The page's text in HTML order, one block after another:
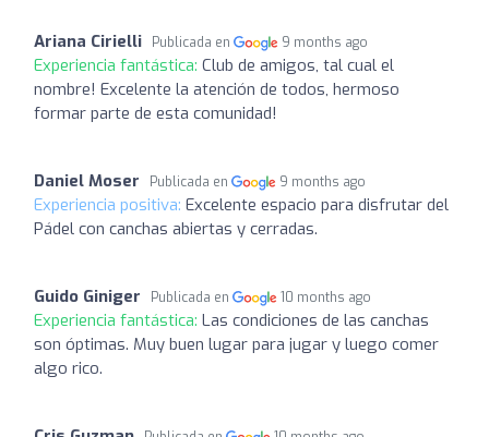
Ariana Cirielli Publicada en 9 months ago
Experiencia fantástica: Club de amigos, tal cual el
nombre! Excelente la atención de todos, hermoso
formar parte de esta comunidad!
Daniel Moser Publicada en 9 months ago
Experiencia positiva: Excelente espacio para disfrutar del
Pádel con canchas abiertas y cerradas.
Guido Giniger Publicada en 10 months ago
Experiencia fantástica: Las condiciones de las canchas
son óptimas. Muy buen lugar para jugar y luego comer
algo rico.